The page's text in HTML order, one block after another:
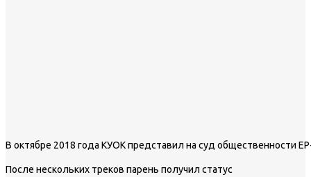
В октябре 2018 года КУОК представил на суд общественности
После нескольких треков парень получил статус